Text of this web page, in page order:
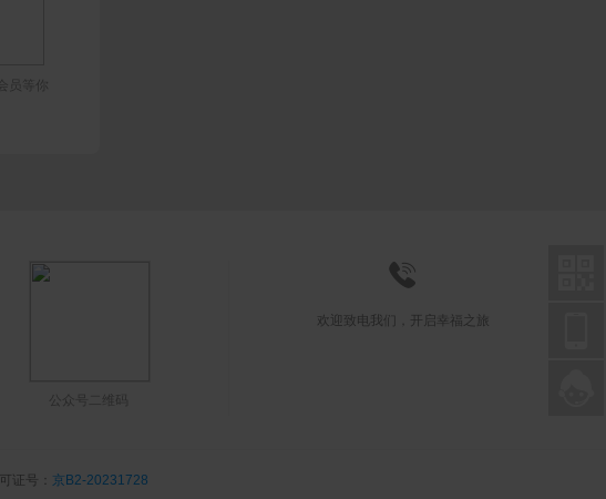
等你
公众号二维码

欢迎致电我们，开启幸福之旅
证号： 京B2-20231728